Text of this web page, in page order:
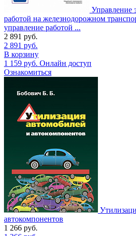
Управление
работой на железнодорожном
управление работой ...
2 891 руб.
2 891 руб.
В корзину
1 159 руб. Онлайн доступ
Ознакомиться
автокомпонентов
1 266 руб.